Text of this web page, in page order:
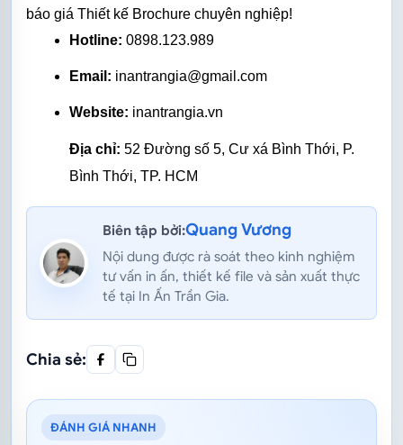
báo giá Thiết kế Brochure chuyên nghiệp!
Hotline: 0898.123.989
Email: inantrangia@gmail.com
Website: inantrangia.vn
Địa chỉ: 52 Đường số 5, Cư xá Bình Thới, P.
Bình Thới, TP. HCM
Biên tập bởi:Quang Vương
Nội dung được rà soát theo kinh nghiệm
tư vấn in ấn, thiết kế file và sản xuất thực
tế tại In Ấn Trần Gia.
Chia sẻ:
ĐÁNH GIÁ NHANH